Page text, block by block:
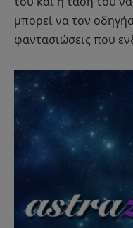
μπορεί να τον
φαντασιώσεις που